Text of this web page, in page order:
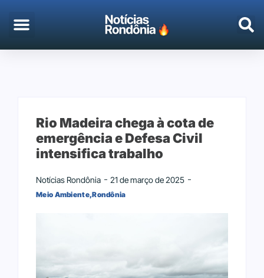
Rio Madeira chega à cota de
emergência e Defesa Civil
intensifica trabalho
Notícias Rondônia 21 de março de 2025
Meio Ambiente,Rondônia